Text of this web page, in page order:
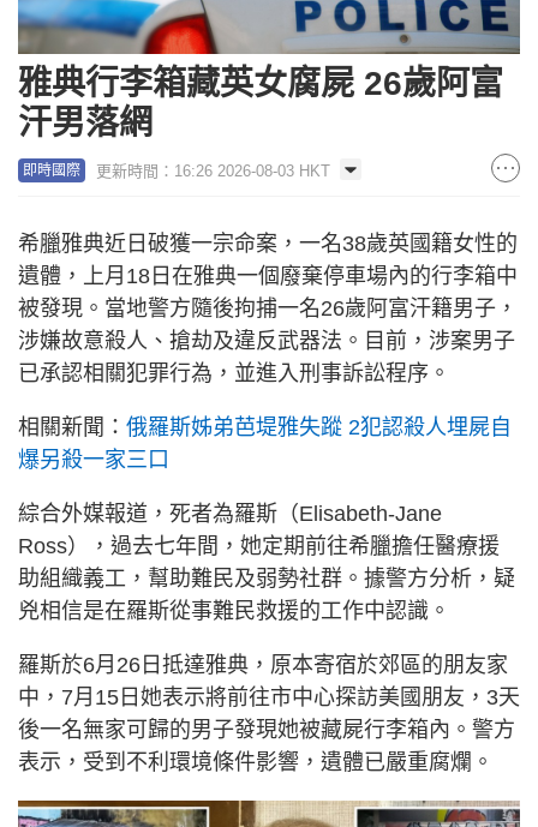
雅典行李箱藏英女腐屍 26歲阿富
汗男落網
即時國際 更新時間：16:26 2026-08-03 HKT
希臘雅典近日破獲一宗命案，一名38歲英國籍女性的
遺體，上月18日在雅典一個廢棄停車場內的行李箱中
被發現。當地警方隨後拘捕一名26歲阿富汗籍男子，
涉嫌故意殺人、搶劫及違反武器法。目前，涉案男子
已承認相關犯罪行為，並進入刑事訴訟程序。
相關新聞： 俄羅斯姊弟芭堤雅失蹤 2犯認殺人埋屍自
爆另殺一家三口
綜合外媒報道，死者為羅斯（Elisabeth-Jane
Ross），過去七年間，她定期前往希臘擔任醫療援
助組織義工，幫助難民及弱勢社群。據警方分析，疑
兇相信是在羅斯從事難民救援的工作中認識。
羅斯於6月26日抵達雅典，原本寄宿於郊區的朋友家
中，7月15日她表示將前往市中心探訪美國朋友，3天
後一名無家可歸的男子發現她被藏屍行李箱內。警方
表示，受到不利環境條件影響，遺體已嚴重腐爛。